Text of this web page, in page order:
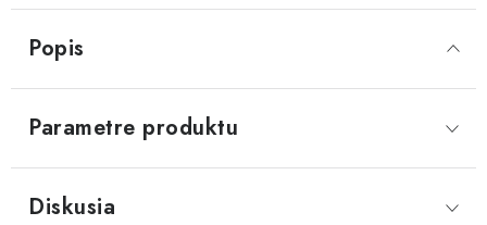
Popis
Parametre produktu
Diskusia